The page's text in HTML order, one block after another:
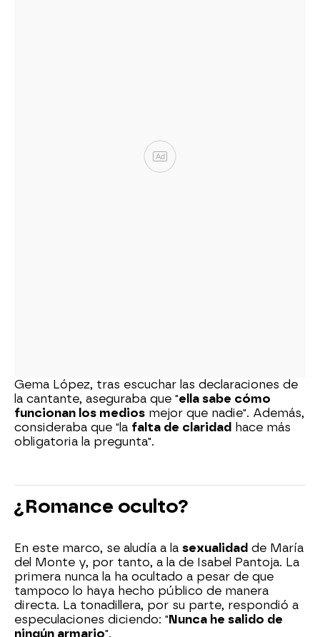
Ad
Gema López, tras escuchar las declaraciones de
la cantante, aseguraba que "ella sabe cómo
funcionan los medios mejor que nadie". Además,
consideraba que "la falta de claridad hace más
obligatoria la pregunta".
¿Romance oculto?
En este marco, se aludía a la sexualidad de María
del Monte y, por tanto, a la de Isabel Pantoja. La
primera nunca la ha ocultado a pesar de que
tampoco lo haya hecho público de manera
directa. La tonadillera, por su parte, respondió a
especulaciones diciendo: "Nunca he salido de
ningún armario".